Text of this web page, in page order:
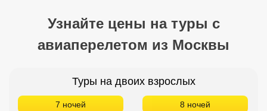
Узнайте цены на туры с
авиаперелетом из Москвы
Туры на двоих взрослых
7 ночей 8 ночей
Сетевые отели Мальдив
Сетевые отели Бали
Сетевые отели Маврикия